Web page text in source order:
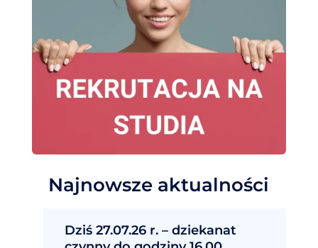
Najnowsze aktualności
Dziś 27.07.26 r. – dziekanat